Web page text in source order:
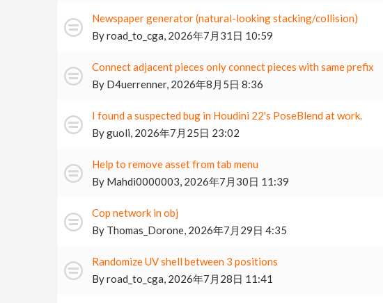
Newspaper generator (natural-looking stacking/collision)
Byroad_to_cga, 2026年7月31日 10:59
Connect adjacent pieces only connect pieces with same prefix
By D4uerrenner, 2026年8月5日 8:36
I found a suspected bug in Houdini 22's PoseBlend at work.
Byguoli, 2026年7月25日 23:02
Help to remove asset from tab menu
By Mahdi0000003, 2026年7月30日 11:39
Cop network in obj
By Thomas_Dorone, 2026年7月29日 4:35
Randomize UV shell between 3 positions
Byroad_to_cga, 2026年7月28日 11:41